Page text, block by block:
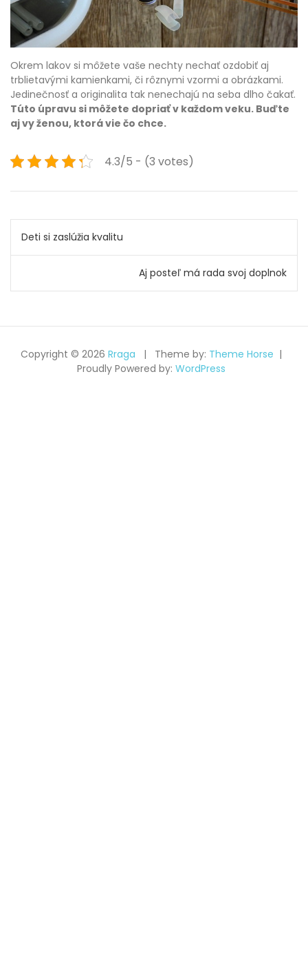
Okrem lakov si môžete vaše nechty nechať ozdobiť aj
trblietavými kamienkami, či rôznymi vzormi a obrázkami.
Jedinečnosť a originalita tak nenechajú na seba dlho čakať.
Túto úpravu si môžete dopriať v každom veku. Buďte
aj vy ženou, ktorá vie čo chce.
4.3/5 - (3 votes)
Navigace
pro
Deti si zaslúžia kvalitu
Aj posteľ má rada svoj doplnok
Copyright © 2026 Rraga Theme by: Theme Horse
Proudly Powered by: WordPress